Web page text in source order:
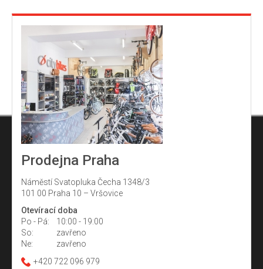
Prodejna Praha
Náměstí Svatopluka Čecha 1348/3
101 00 Praha 10 – Vršovice
Otevírací doba
Po - Pá:
10:00 - 19:00
So:
zavřeno
Ne:
zavřeno
+420 722 096 979